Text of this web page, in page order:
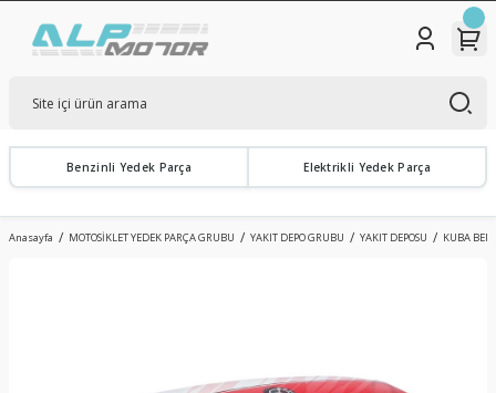
Benzinli Yedek Parça Elektrikli Yedek Parça
Anasayfa MOTOSİKLET YEDEK PARÇA GRUBU YAKIT DEPO GRUBU YAKIT DEPOSU KUBA